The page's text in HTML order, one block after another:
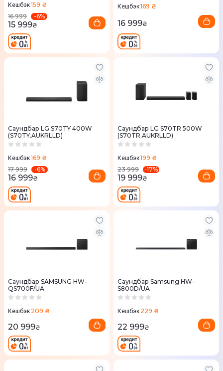
Кешбэк159 ₴
16 999
-6%
15 999₴
Кешбэк169 ₴
16 999₴
Саундбар LG S70TY 400W
(S70TY.AUKRLLD)
Кешбэк169 ₴
17 999
-6%
16 999₴
Саундбар LG S70TR 500W
(S70TR.AUKRLLD)
Кешбэк199 ₴
23 999
-17%
19 999₴
Саундбар SAMSUNG HW-
QS700F/UA
Кешбэк 209 ₴
20 999₴
Саундбар Samsung HW-
S800D/UA
Кешбэк 229 ₴
22 999₴